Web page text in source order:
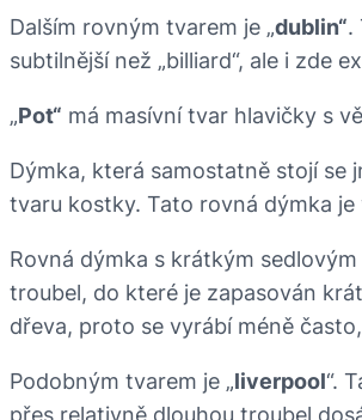
Dalším rovným tvarem je „dublin“.
subtilnější než „billiard“, ale i zde
„Pot“ má masívní tvar hlavičky s
Dýmka, která samostatně stojí se
tvaru kostky. Tato rovná dýmka je
Rovná dýmka s krátkým
troubel, do které je zapasován
dřeva, proto se vyrábí méně
Podobným tvarem je „liverpool“.
přes relativně dlouhou troubel